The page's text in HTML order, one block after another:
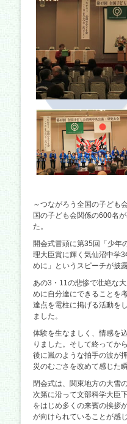
～つながろう全国の子ども
国の子ども会関係の600名
た。
開会式冒頭に第35回「少年
理大臣賞に輝く気仙沼中学
めに」というスピーチが披
あの3・11の悲惨で壮絶な
めに自分達にできることを
達点を電柱に掲げる活動を
ました。
体験を生なましく、情感を
りました。そして終ってか
後に嵐のような拍手の波が
災のむごさを改めて感じた
閉会式は、関東地方の大雪
次第に沿って文部科学大臣
をはじめ多くの来賓の挨拶
が向けられていることが感